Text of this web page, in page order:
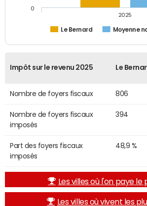
Le Bernard Moyenne
2025
0
Impôt sur le revenu 2025 Le
Nombre de foyers fiscaux 806
Nombre de foyers fiscaux
imposés
394
Part des foyers fiscaux
imposés
48,9 %
Les villes où l'on paye le
Les villes où vivent les